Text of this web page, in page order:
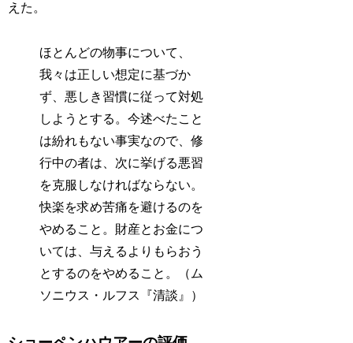
えた。
ほとんどの物事について、
我々は正しい想定に基づか
ず、悪しき習慣に従って対処
しようとする。今述べたこと
は紛れもない事実なので、修
行中の者は、次に挙げる悪習
を克服しなければならない。
快楽を求め苦痛を避けるのを
やめること。財産とお金につ
いては、与えるよりもらおう
とするのをやめること。（ム
ソニウス・ルフス『清談』）